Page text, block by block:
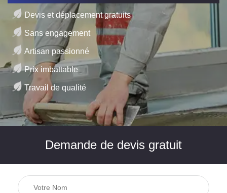
Devis et déplacement gratuits
Sans engagement
Artisan passionné
Prix imbattable
Travail de qualité
Demande de devis gratuit